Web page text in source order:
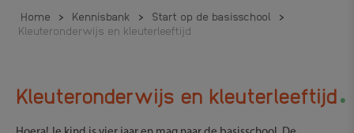
Home > Kennisbank > Start op de basisschool >
Kleuteronderwijs en kleuterleeftijd
Kleuteronderwijs en kleuterleeftijd.